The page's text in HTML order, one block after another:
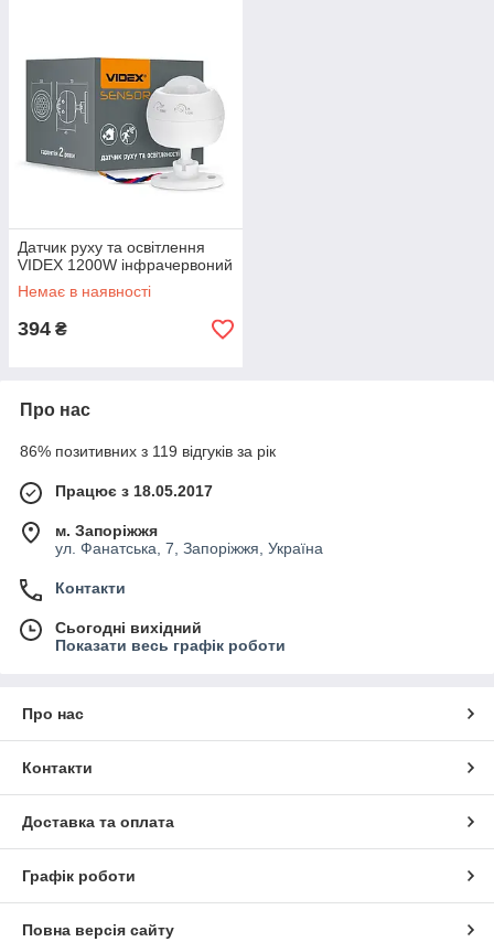
Датчик руху та освітлення
VIDEX 1200W інфрачервоний
Немає в наявності
394 ₴
Про нас
86% позитивних з 119 відгуків за рік
Працює з 18.05.2017
м. Запоріжжя
ул. Фанатська, 7, Запоріжжя, Україна
Контакти
Сьогодні вихідний
Показати весь графік роботи
Про нас
Контакти
Доставка та оплата
Графік роботи
Повна версія сайту